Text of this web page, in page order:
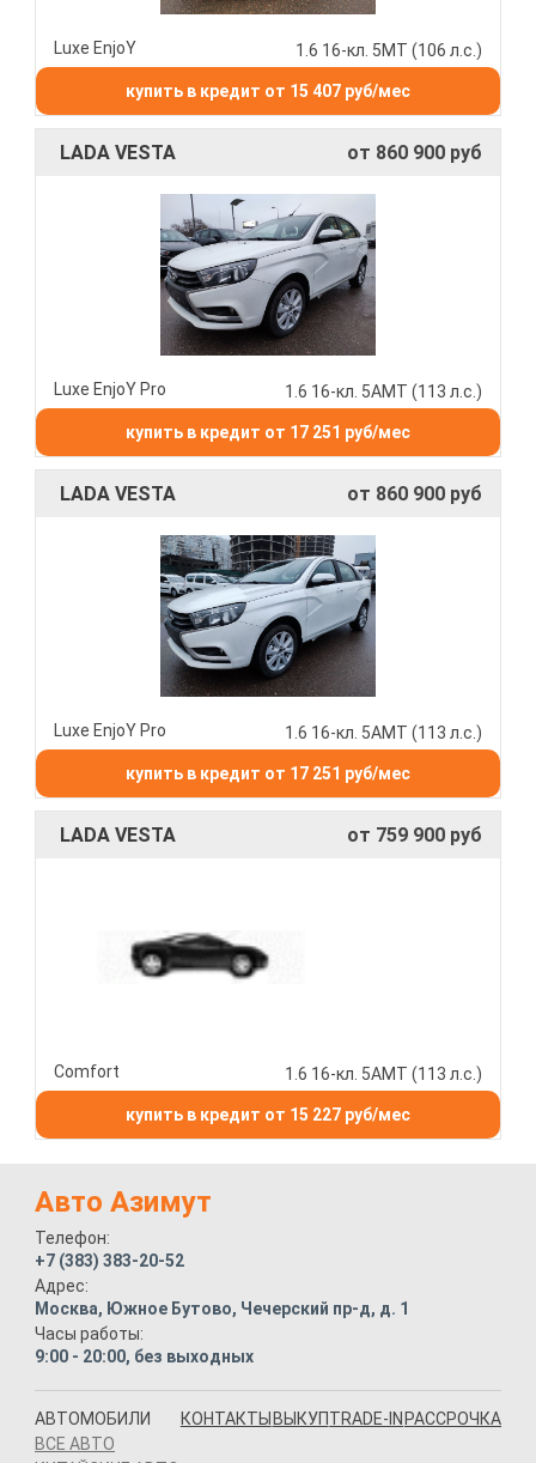
Luxe EnjoY 1.6 16-кл. 5МТ (106 л.с.)
купить в кредит от 15 407 руб/мес
LADA VESTA от 860 900 руб
Luxe EnjoY Pro 1.6 16-кл. 5АМТ (113 л.с.)
купить в кредит от 17 251 руб/мес
LADA VESTA от 860 900 руб
Luxe EnjoY Pro 1.6 16-кл. 5АМТ (113 л.с.)
купить в кредит от 17 251 руб/мес
LADA VESTA от 759 900 руб
Comfort 1.6 16-кл. 5АМТ (113 л.с.)
купить в кредит от 15 227 руб/мес
Авто Азимут
Телефон:
+7 (383) 383-20-52
Адрес:
Москва, Южное Бутово, Чечерский пр-д, д. 1
Часы работы:
9:00 - 20:00, без выходных
АВТОМОБИЛИ
ВСЕ АВТО
КОНТАКТЫ ВЫКУПTRADE-IN РАССРОЧКА